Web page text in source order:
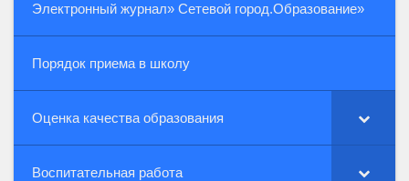
Электронный журнал» Сетевой город.Образование»
Порядок приема в школу
Оценка качества образования
Воспитательная работа